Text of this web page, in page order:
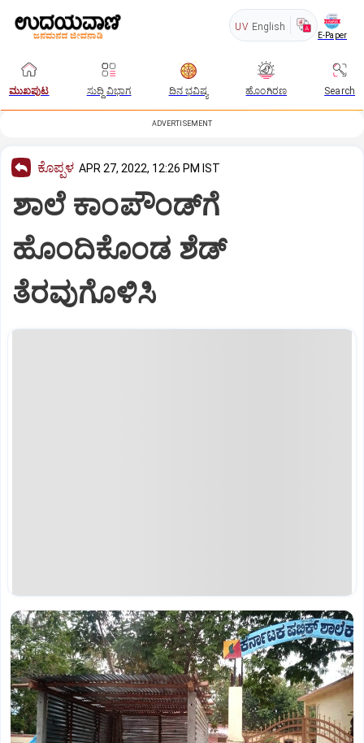
UV English
E-Paper
ಮುಖಪುಟ ಸುದ್ದಿ ವಿಭಾಗ ದಿನ ಭವಿಷ್ಯ ಹೊಂಗಿರಣ Search
ADVERTISEMENT
ಕೊಪ್ಪಳ APR 27, 2022, 12:26 PM IST
ಶಾಲೆ ಕಾಂಪೌಂಡ್‌ಗೆ
ಹೊಂದಿಕೊಂಡ ಶೆಡ್‌
ತೆರವುಗೊಳಿಸಿ